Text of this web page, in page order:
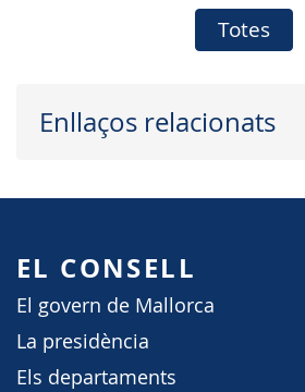
Totes
Enllaços relacionats
EL CONSELL
El govern de Mallorca
La presidència
Els departaments